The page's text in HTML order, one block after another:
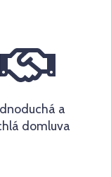
a
domluva